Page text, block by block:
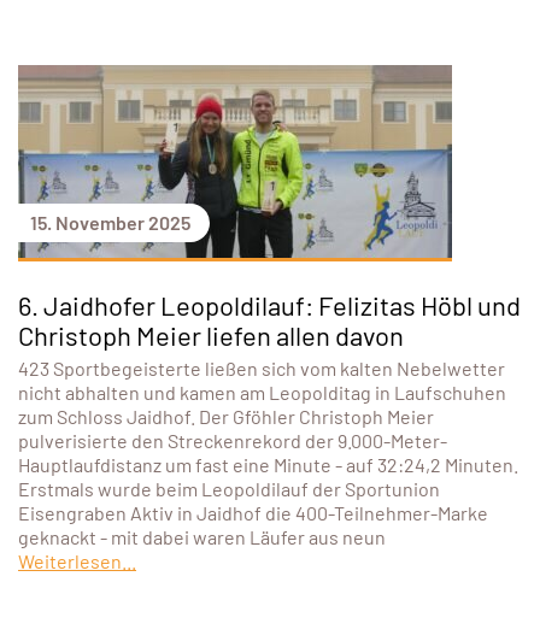
15. November 2025
6. Jaidhofer Leopoldilauf: Felizitas Höbl und
Christoph Meier liefen allen davon
423 Sportbegeisterte ließen sich vom kalten Nebelwetter
nicht abhalten und kamen am Leopolditag in Laufschuhen
zum Schloss Jaidhof. Der Gföhler Christoph Meier
pulverisierte den Streckenrekord der 9.000-Meter-
Hauptlaufdistanz um fast eine Minute - auf 32:24,2 Minuten.
Erstmals wurde beim Leopoldilauf der Sportunion
Eisengraben Aktiv in Jaidhof die 400-Teilnehmer-Marke
geknackt - mit dabei waren Läufer aus neun
Weiterlesen...